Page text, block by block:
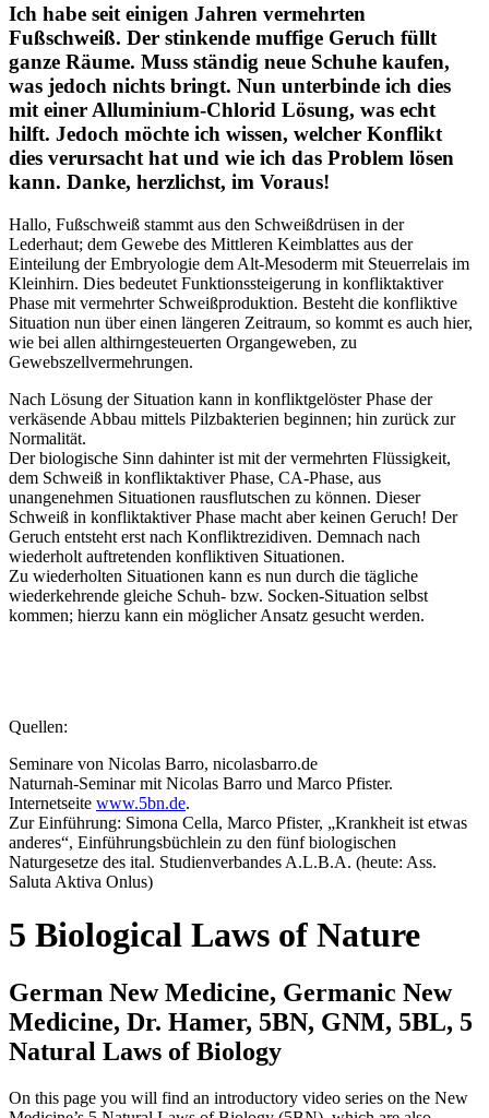
Ich habe seit einigen Jahren vermehrten
Fußschweiß. Der stinkende muffige Geruch füllt
ganze Räume. Muss ständig neue Schuhe kaufen,
was jedoch nichts bringt. Nun unterbinde ich dies
mit einer Alluminium-Chlorid Lösung, was echt
hilft. Jedoch möchte ich wissen, welcher Konflikt
dies verursacht hat und wie ich das Problem lösen
kann. Danke, herzlichst, im Voraus!
Hallo, Fußschweiß stammt aus den Schweißdrüsen in der
Lederhaut; dem Gewebe des Mittleren Keimblattes aus der
Einteilung der Embryologie dem Alt-Mesoderm mit Steuerrelais im
Kleinhirn. Dies bedeutet Funktionssteigerung in konfliktaktiver
Phase mit vermehrter Schweißproduktion. Besteht die konfliktive
Situation nun über einen längeren Zeitraum, so kommt es auch hier,
wie bei allen althirngesteuerten Organgeweben, zu
Gewebszellvermehrungen.
Nach Lösung der Situation kann in konfliktgelöster Phase der
verkäsende Abbau mittels Pilzbakterien beginnen; hin zurück zur
Normalität.
Der biologische Sinn dahinter ist mit der vermehrten Flüssigkeit,
dem Schweiß in konfliktaktiver Phase, CA-Phase, aus
unangenehmen Situationen rausflutschen zu können. Dieser
Schweiß in konfliktaktiver Phase macht aber keinen Geruch! Der
Geruch entsteht erst nach Konfliktrezidiven. Demnach nach
wiederholt auftretenden konfliktiven Situationen.
Zu wiederholten Situationen kann es nun durch die tägliche
wiederkehrende gleiche Schuh- bzw. Socken-Situation selbst
kommen; hierzu kann ein möglicher Ansatz gesucht werden.
Quellen:
Seminare von Nicolas Barro, nicolasbarro.de
Naturnah-Seminar mit Nicolas Barro und Marco Pfister.
Internetseite www.5bn.de.
Zur Einführung: Simona Cella, Marco Pfister, „Krankheit ist etwas
anderes“, Einführungsbüchlein zu den fünf biologischen
Naturgesetze des ital. Studienverbandes A.L.B.A. (heute: Ass.
Saluta Aktiva Onlus)
5 Biological Laws of Nature
German New Medicine, Germanic New
Medicine, Dr. Hamer, 5BN, GNM, 5BL, 5
Natural Laws of Biology
On this page you will find an introductory video series on the New